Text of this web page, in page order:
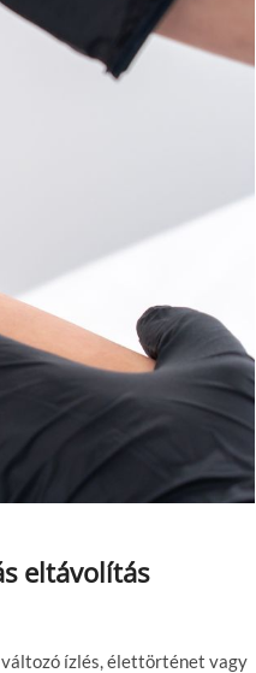
eltávolítás
ízlés, élettörténet vagy